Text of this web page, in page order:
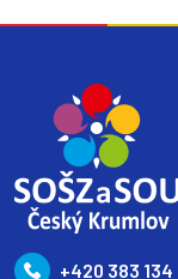
+420 383 134